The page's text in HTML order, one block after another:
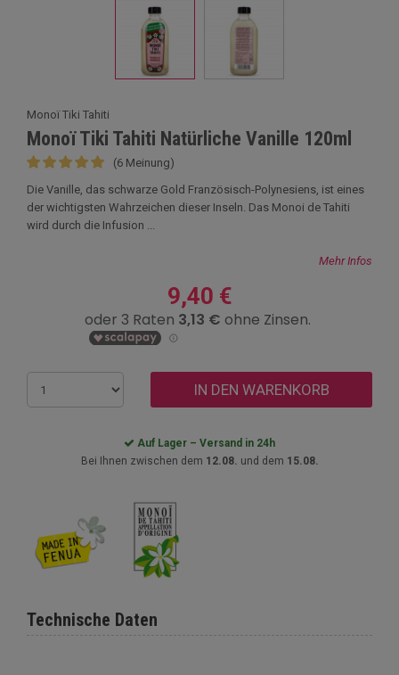
Monoï Tiki Tahiti
Monoï Tiki Tahiti Natürliche Vanille 120ml
(6 Meinung)
Die Vanille, das schwarze Gold Französisch-Polynesiens, ist eines
der wichtigsten Wahrzeichen dieser Inseln. Das Monoi de Tahiti
wird durch die Infusion ...
Mehr Infos
9,40 €
IN DEN WARENKORB
Auf Lager – Versand in 24h
Bei Ihnen zwischen dem 12.08. und dem 15.08.
Technische Daten